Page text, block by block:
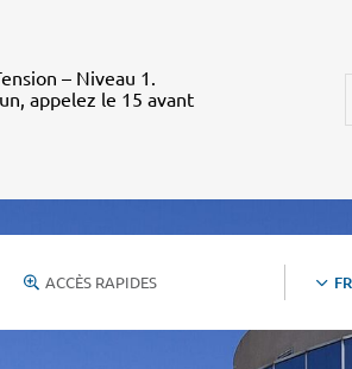
– Niveau 1.
appelez le 15 avant
ACCÈS RAPIDES FR